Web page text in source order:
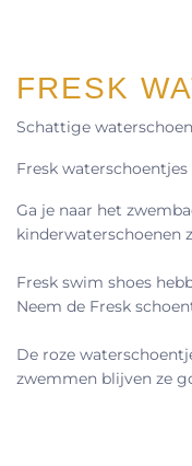
FRESK
Schattige
Fresk
Ga je naar het
kinderwaterschoenen
Fresk swim shoes
Neem de Fresk
De roze
zwemmen blijven ze